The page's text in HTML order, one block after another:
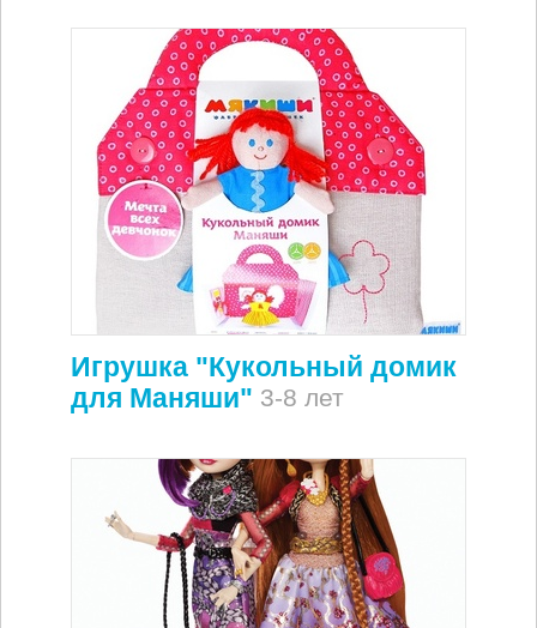
Игрушка "Кукольный домик
для Маняши" 3-8 лет